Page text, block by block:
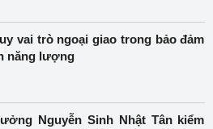
vai trò ngoại giao trong bảo đảm
năng lượng
Nguyễn Sinh Nhật Tân kiểm